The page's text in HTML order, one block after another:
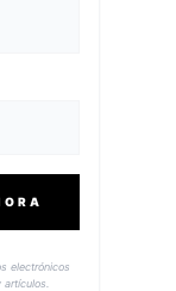
electrónicos